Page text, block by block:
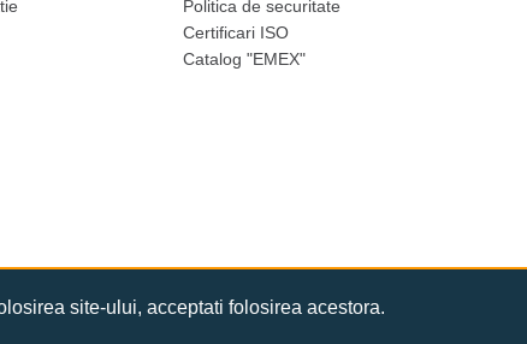
Politica de securitate
Certificari ISO
Catalog "EMEX"
Sitemap Termeni si conditii Protectie date
site-ului, acceptati folosirea acestora.